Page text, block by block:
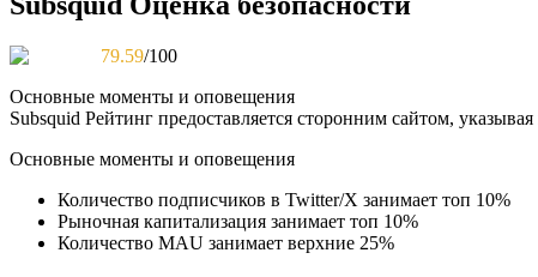
Станьте копи-трейдером
Наслаждайтесь распределением прибыли и комиссиями
79.59/100
Основные моменты и оповещения
Subsquid Рейтинг предоставляется сторонним сайтом,
Основные моменты и оповещения
Количество подписчиков в Twitter/X занимает топ 10%
Рыночная капитализация занимает топ 10%
Количество MAU занимает верхние 25%